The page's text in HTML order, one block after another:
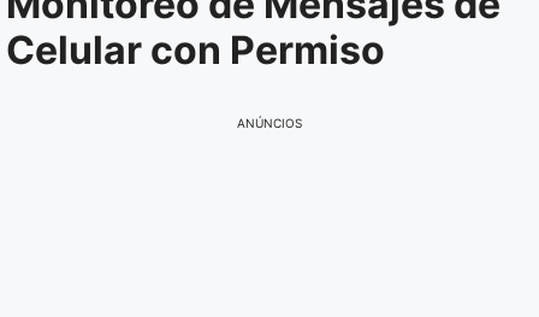
Celular con Permiso
ANÚNCIOS